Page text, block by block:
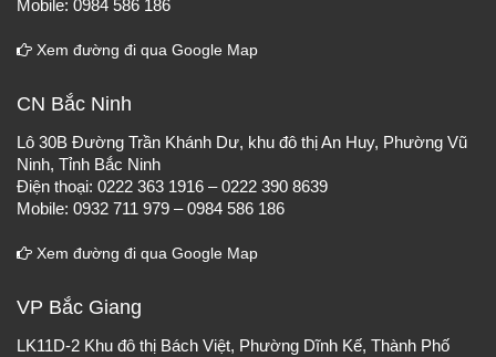
Mobile: 0984 586 186
Xem đường đi qua Google Map
CN Bắc Ninh
Lô 30B Đường Trần Khánh Dư, khu đô thị An Huy, Phường Vũ
Ninh, Tỉnh Bắc Ninh
Điện thoại: 0222 363 1916 – 0222 390 8639
Mobile: 0932 711 979 – 0984 586 186
Xem đường đi qua Google Map
VP Bắc Giang
LK11D-2 Khu đô thị Bách Việt, Phường Dĩnh Kế, Thành Phố